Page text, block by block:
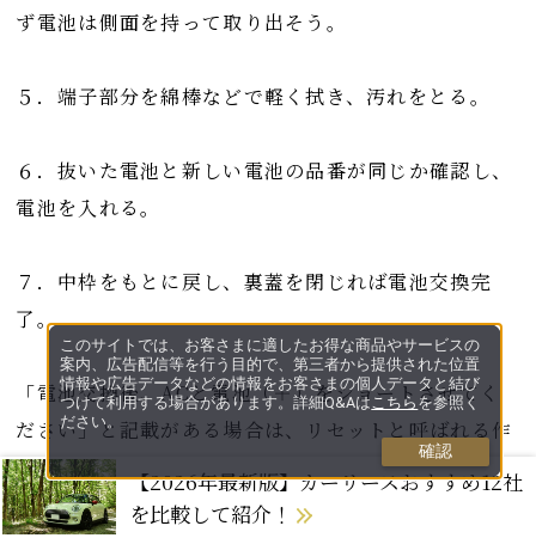
【2026年最新版】カーリースおすすめ12社
を比較して紹介！
ず電池は側面を持って取り出そう。
５．端子部分を綿棒などで軽く拭き、汚れをとる。
６．抜いた電池と新しい電池の品番が同じか確認し、
電池を入れる。
７．中枠をもとに戻し、裏蓋を閉じれば電池交換完
了。
「電池交換後、ACと電池（＋）をショートさせてく
ださい」と記載がある場合は、リセットと呼ばれる作
業が必要となる。ピンセットやドライバーなど電気を
通す素材の道具で、AC端子と電池の（＋）を2秒間ほ
このサイトでは、お客さまに適したお得な商品やサービスの
案内、広告配信等を行う目的で、第三者から提供された位置
情報や広告データなどの情報をお客さまの個人データと結び
つけて利用する場合があります。詳細Q&Aはこちら を参照く
ださい。
確認